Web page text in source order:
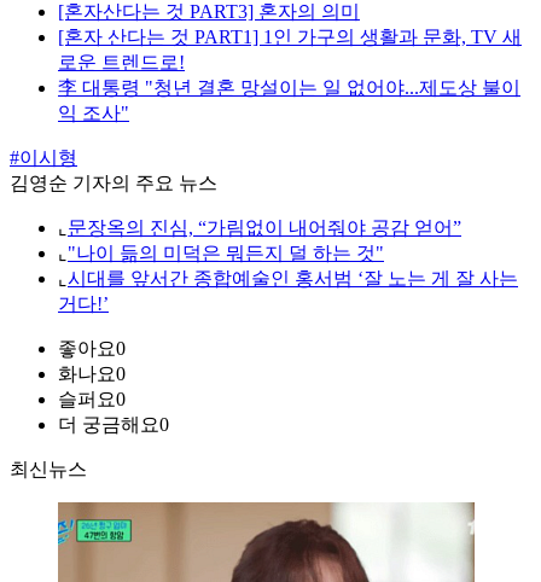
[혼자산다는 것 PART3] 혼자의 의미
[혼자 산다는 것 PART1] 1인 가구의 생활과 문화, TV 새
로운 트렌드로!
李 대통령 "청년 결혼 망설이는 일 없어야...제도상 불이
익 조사"
#이시형
김영순 기자의 주요 뉴스
⌞ 문장옥의 진심, “가림없이 내어줘야 공감 얻어”
⌞ "나이 듦의 미덕은 뭐든지 덜 하는 것"
⌞ 시대를 앞서간 종합예술인 홍서범 ‘잘 노는 게 잘 사는
거다!’
좋아요0
화나요0
슬퍼요0
더 궁금해요0
최신뉴스